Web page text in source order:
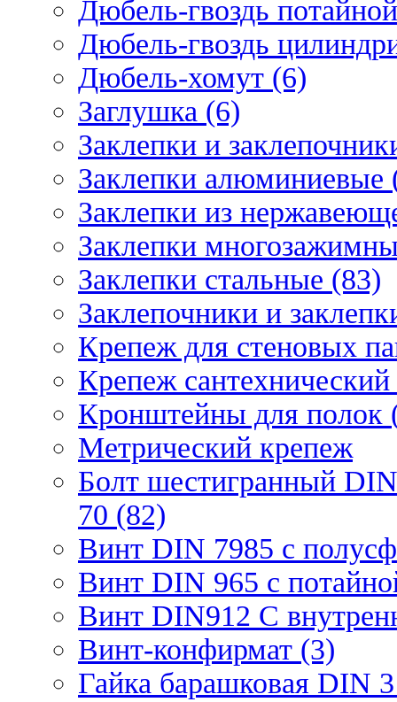
Дюбель-гвоздь
Дюбель-гвоздь
Дюбель-хомут (6)
Заглушка (6)
Заклепки и
Заклепки алюминиевые
Заклепки из
Заклепки
Заклепки стальные (83)
Заклепочники и
Крепеж для стеновых
Крепеж
Кронштейны для полок
Метрический крепеж
Болт шестигранный
70 (82)
Винт DIN 7985 с
Винт DIN 965 с
Винт DIN912 С
Винт-конфирмат (3)
Гайка барашковая DIN